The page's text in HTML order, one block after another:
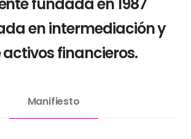
en intermediación y
financieros.
Manifiesto